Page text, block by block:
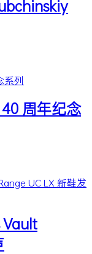
周年纪念
Vault